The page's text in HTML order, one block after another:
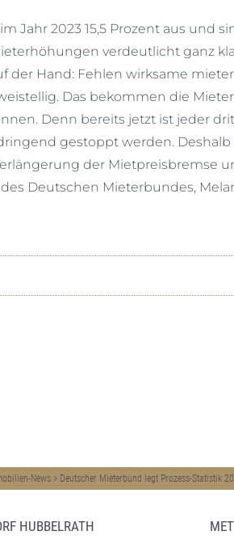
Jahr 2023 15,5 Prozent aus und
verdeutlicht ganz
der Hand: Fehlen wirksame
Das bekommen die
Denn bereits jetzt ist jeder
gestoppt werden.
der Mietpreisbremse
Deutschen Mieterbundes,
News > Deutscher Mieterbund legt Prozess-Statistik
HUBBELRATH